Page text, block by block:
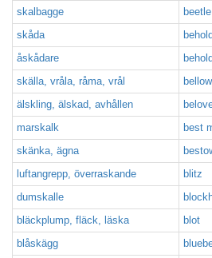
skalbagge
beetle
skåda
behold
åskådare
skälla, vråla, råma, vrål
bellow
älskling, älskad, avhållen
marskalk
best
skänka, ägna
luftangrepp, överraskande
blitz
dumskalle
bläckplump, fläck, läska
blot
blåskägg